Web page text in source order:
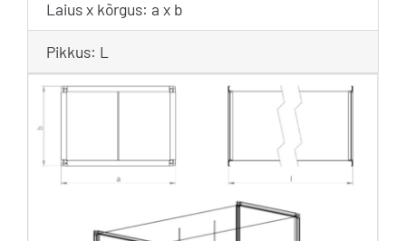
Laius x kõrgus: a x b
Pikkus: L